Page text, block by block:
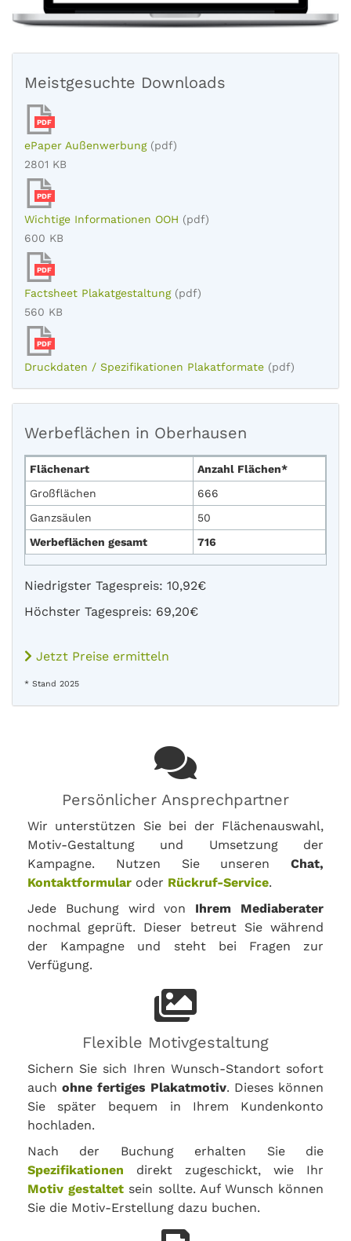
Meistgesuchte Downloads
PDF
ePaper Außenwerbung (pdf)
2801 KB
PDF
Wichtige Informationen OOH (pdf)
600 KB
PDF
Factsheet Plakatgestaltung (pdf)
560 KB
PDF
Druckdaten / Spezifikationen Plakatformate (pdf)
Werbeflächen in Oberhausen
Flächenart
Anzahl Flächen*
Großflächen
666
Ganzsäulen
50
Werbeflächen gesamt
716
Niedrigster Tagespreis: 10,92€
Höchster Tagespreis: 69,20€
Jetzt Preise ermitteln
* Stand 2025
Persönlicher Ansprechpartner
Wir unterstützen Sie bei der Flächenauswahl,
Motiv-Gestaltung und Umsetzung der
Kampagne. Nutzen Sie unseren Chat,
Kontaktformular oder Rückruf-Service.
Jede Buchung wird von Ihrem Mediaberater
nochmal geprüft. Dieser betreut Sie während
der Kampagne und steht bei Fragen zur
Verfügung.
Flexible Motivgestaltung
Sichern Sie sich Ihren Wunsch-Standort sofort
auch ohne fertiges Plakatmotiv. Dieses können
Sie später bequem in Ihrem Kundenkonto
hochladen.
Nach der Buchung erhalten Sie die
Spezifikationen direkt zugeschickt, wie Ihr
Motiv gestaltet sein sollte. Auf Wunsch können
Sie die Motiv-Erstellung dazu buchen.